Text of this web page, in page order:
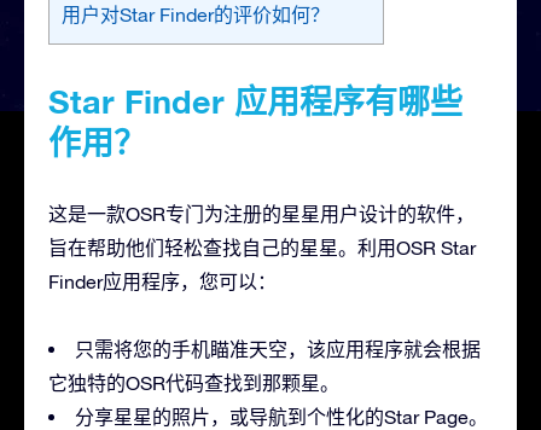
用户对Star Finder的评价如何？
Star Finder 应用程序有哪些
作用？
这是一款OSR专门为注册的星星用户设计的软件，
旨在帮助他们轻松查找自己的星星。利用OSR Star
Finder应用程序，您可以：
只需将您的手机瞄准天空，该应用程序就会根据
它独特的OSR代码查找到那颗星。
分享星星的照片，或导航到个性化的Star Page。